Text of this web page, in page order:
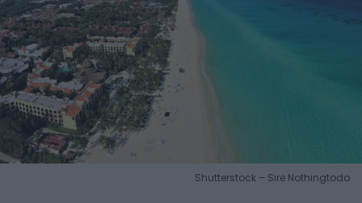
Shutterstock – Sire Nothingtodo